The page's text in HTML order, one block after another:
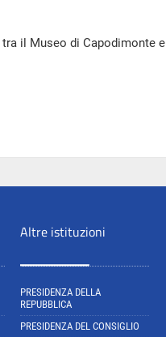
il Museo di Capodimonte e
Altre istituzioni
PRESIDENZA DELLA
REPUBBLICA
PRESIDENZA DEL CONSIGLIO